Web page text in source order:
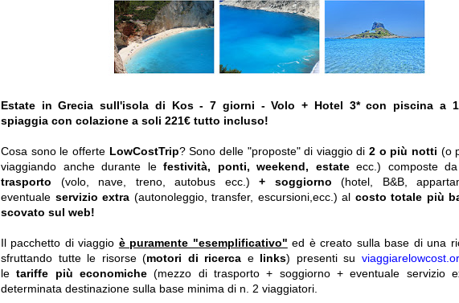
Estate in Grecia sull'isola di Kos - 7 giorni - Volo + Hotel 3* con piscina a
spiaggia con colazione a soli 221€ tutto incluso!
Cosa sono le offerte LowCostTrip? Sono delle "proposte" di viaggio di2 o più notti (o
viaggiando anche durante lefestività, ponti, weekend, estateecc.) composte da
trasporto (volo, nave, treno, autobus ecc.) + soggiorno (hotel, B&B,
eventuale servizio extra (autonoleggio, transfer, escursioni,ecc.) al costo totale più
scovato sul web!
Il pacchetto di viaggio è puramente "esemplificativo" ed è creato sulla base di una
sfruttando tutte le risorse (motori di ricerca e links) presenti su
le tariffe più economiche(mezzo di trasporto + soggiorno + eventuale servizio
determinata destinazione sulla base minima di n. 2 viaggiatori.